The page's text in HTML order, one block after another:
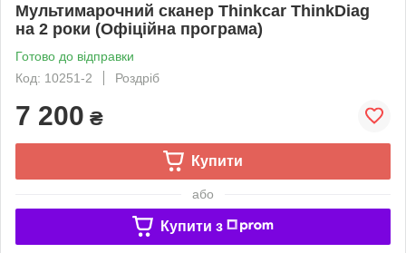
Мультимарочний сканер Thinkcar ThinkDiag
на 2 роки (Офіційна програма)
Готово до відправки
Код: 10251-2
Роздріб
7 200 ₴
Купити
або
Купити з